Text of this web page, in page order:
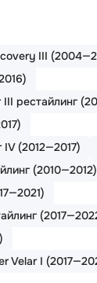
III
III рестайлинг
(2012—2017)
(2010—2012)
Velar I